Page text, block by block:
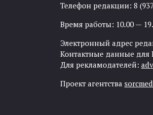
Телефон редакции: 8
Время работы: 10.00 —
Электронный адрес
Контактные данные для
Для рекламодателей:
Проект агентства